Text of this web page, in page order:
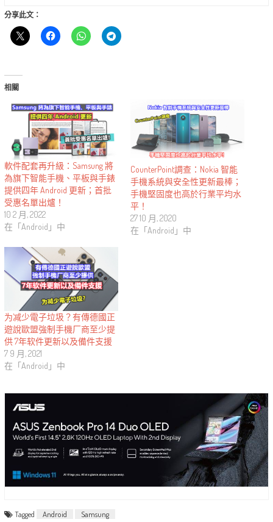
分享此文：
相關
軟件配套再升級：Samsung 將
為旗下智能手機、平板與手錶
提供四年 Android 更新；首批
受惠名單出爐！
10 2 月, 2022
在「Android」中
CounterPoint調查：Nokia 智能
手機系統與安全性更新最棒；
手機堅固度也高於行業平均水
平！
27 10 月, 2020
在「Android」中
为减少電子垃圾？有傳德國正
遊說歐盟強制手機厂商至少提
供 7年软件更新以及備件支援
7 9 月, 2021
在「Android」中
Tagged Android Samsung